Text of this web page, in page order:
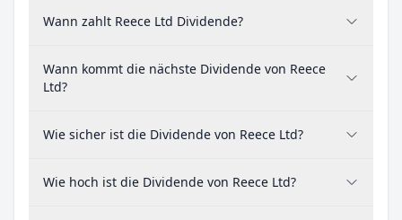
Wann zahlt Reece Ltd Dividende?
Wann kommt die nächste Dividende von Reece
Ltd?
Wie sicher ist die Dividende von Reece Ltd?
Wie hoch ist die Dividende von Reece Ltd?